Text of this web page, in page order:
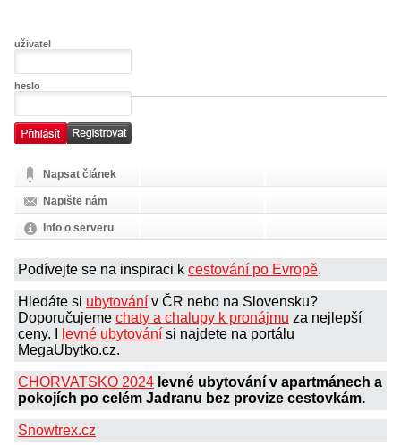
uživatel
heslo
Napsat článek
Napište nám
Info o serveru
Podívejte se na inspiraci k cestování po Evropě.
Hledáte si ubytování v ČR nebo na Slovensku?
Doporučujeme chaty a chalupy k pronájmu za nejlepší
ceny. I
levné ubytování si najdete na portálu
MegaUbytko.cz.
CHORVATSKO 2024 levné ubytování v apartmánech a
pokojích po celém Jadranu bez provize cestovkám.
Snowtrex.cz